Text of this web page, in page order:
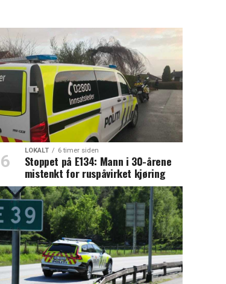
LOKALT 6 timer siden
Stoppet på E134: Mann i 30-årene
mistenkt for ruspåvirket kjøring